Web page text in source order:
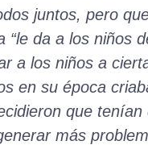
juntos, pero
da a los niños
a los niños a
en su época
que
más